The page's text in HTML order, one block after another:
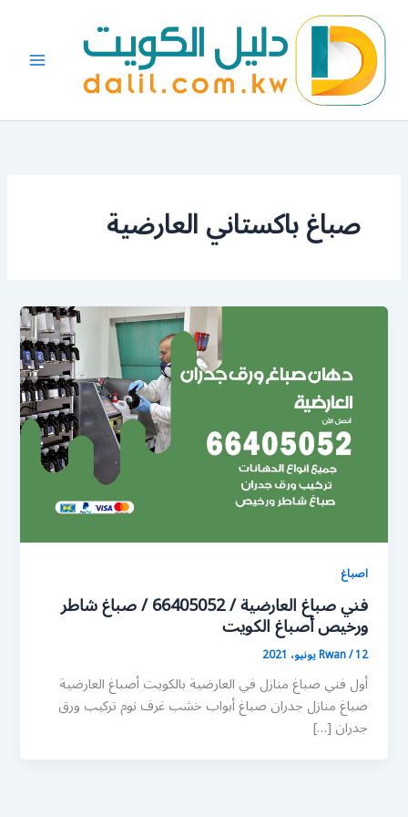
المحتوى
صباغ باكستاني العارضية
اصباغ
فني صباغ العارضية / 66405052 / صباغ شاطر
ورخيص أصباغ الكويت
Rwan/12 يونيو، 2021
أول فني صباغ منازل في العارضية بالكويت أصباغ العارضية
صباغ منازل جدران صباغ أبواب خشب غرف نوم تركيب ورق
جدران […]